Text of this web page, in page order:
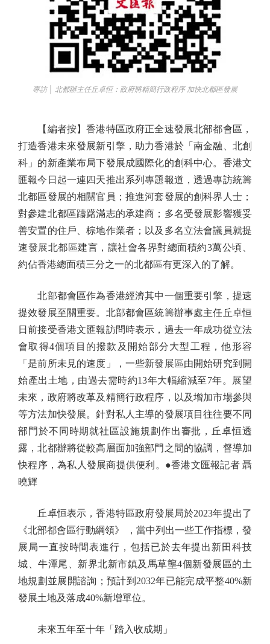
專訪 │ 北都辦主任丘卓恒：政府將精簡行政程序 加快北都區發展
【編者按】香港特區政府正全速發展北部都會區，
打造香港未來發展新引擎，助力香港於「南金融、北創
科」的新產業布局下發展成國際化的創科中心。香港文
匯報今日起一連四天推出系列專題報道，透過專訪統籌
北都區發展的相關官員；推進河套發展的創科界人士；
對參建北都區躊躇滿志的承建商；多名受發展影響獲妥
善安置的住戶、棕地作業者；以及多名立法會議員就提
速發展北都區建言，讓社會各界對總面積約3萬公頃、
約佔香港總面積三分之一的北都區有更深入的了解。
北部都會區作為香港經濟其中一個重要引擎，提速
提效發展至關重要。北部都會區統籌辦事處主任丘卓恒
日前接受香港文匯報訪問時表示，過去一年成功從立法
會取得4個項目的撥款及開始部分大型工程，他形容
「是前所未見的速度」，一些新發展區由開始研究到開
始產出土地，由過去需時約13年大幅縮減至7年。展望
未來，政府將改革及精簡行政程序，以及增加市場參與
等方法加快發展。針對私人主導的發展項目往往要不同
部門於不同時期就社區設施規劃作出審批，丘卓恒透
露，北都辦將從較高層面加強部門之間的協調，督導加
快程序，為私人發展商提供便利。●香港文匯報記者 聶
曉輝
丘卓恒表示，香港特區政府發展局於2023年提出了
《北部都會區行動綱領》 ，當中列出一些工作指標，發
展局一直按時間表進行，包括已於去年提出新田科技
城、牛潭尾、新界北新市鎮及馬草壟4個新發展區的土
地規劃並展開諮詢；預計到2032年已能完成平整40%新
發展土地及落成40%新增單位。
未來五年至十年「踏入收成期」